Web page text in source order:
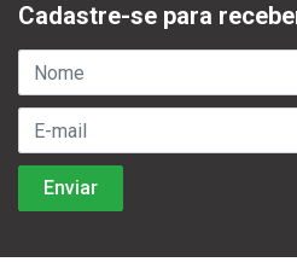
Cadastre-se para